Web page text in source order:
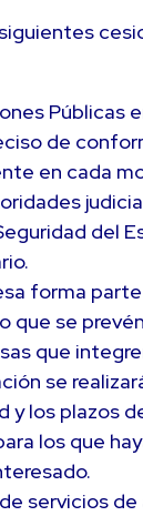
Públicas
de
en cada
del
forma
que se
que
se
y los plazos
los que
servicios